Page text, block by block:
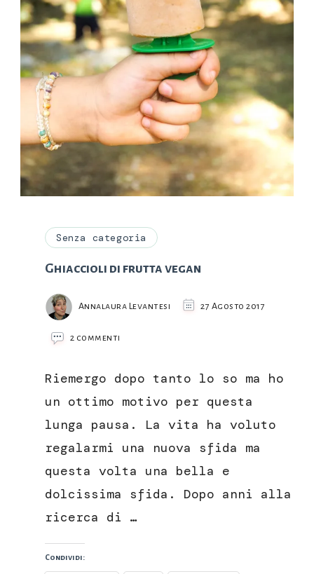
Senza categoria
Ghiaccioli di frutta vegan
Annalaura Levantesi 27 Agosto 2017
2 commenti
frutta
vegan
Riemergo dopo tanto lo so ma ho
un ottimo motivo per questa
lunga pausa. La vita ha voluto
regalarmi una nuova sfida ma
questa volta una bella e
dolcissima sfida. Dopo anni alla
ricerca di …
Condividi: